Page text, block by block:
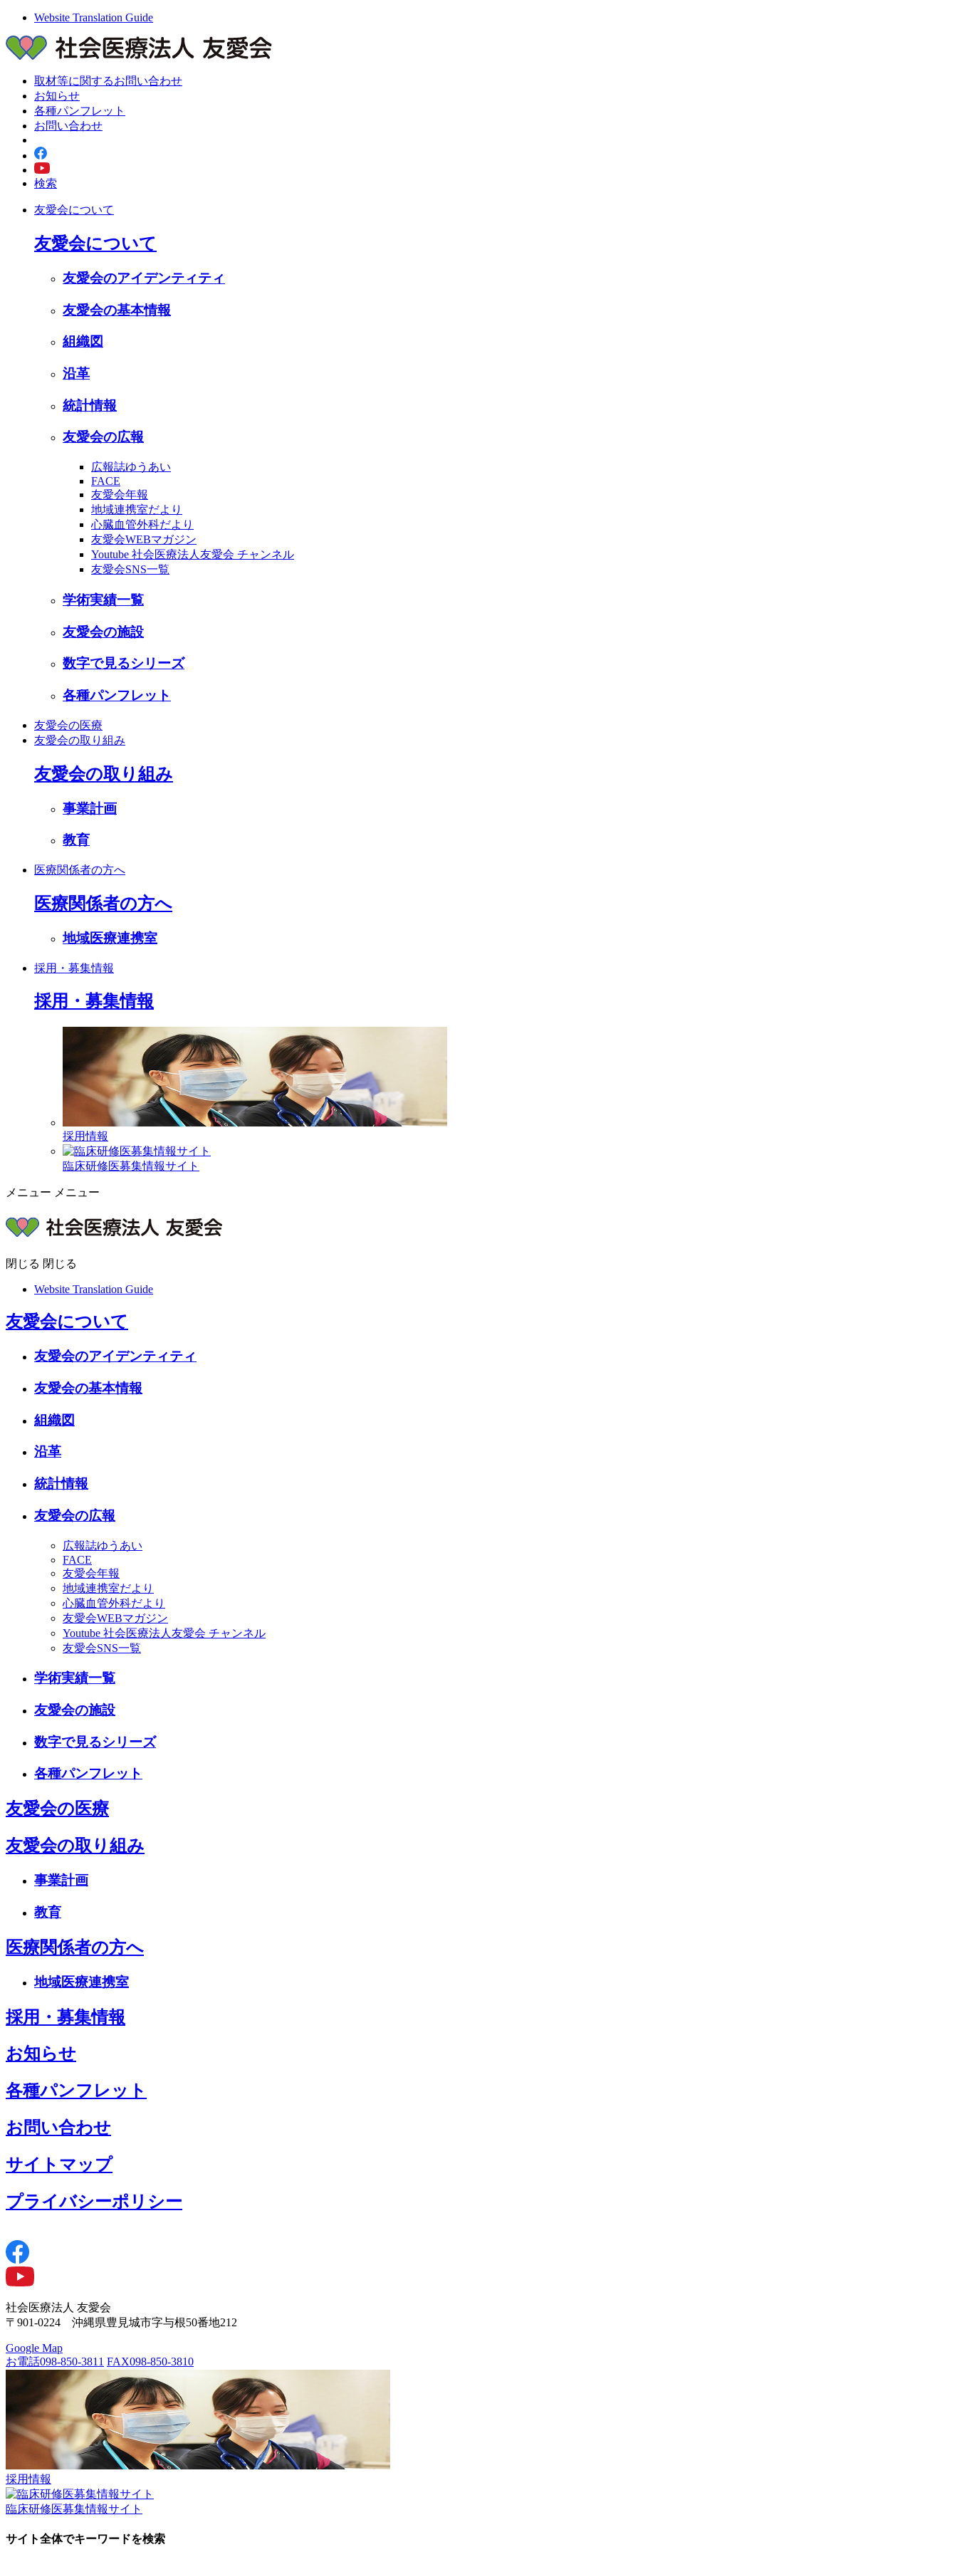
Website Translation Guide
取材等に関するお問い合わせ
お知らせ
各種パンフレット
お問い合わせ
検索
友愛会について
友愛会について
友愛会のアイデンティティ
友愛会の基本情報
組織図
沿革
統計情報
友愛会の広報
広報誌ゆうあい
FACE
友愛会年報
地域連携室だより
心臓血管外科だより
友愛会WEBマガジン
Youtube 社会医療法人友愛会 チャンネル
友愛会SNS一覧
学術実績一覧
友愛会の施設
数字で見るシリーズ
各種パンフレット
友愛会の医療
友愛会の取り組み
友愛会の取り組み
事業計画
教育
医療関係者の方へ
医療関係者の方へ
地域医療連携室
採用・募集情報
採用・募集情報
採用情報
臨床研修医募集情報サイト
メニュー メニュー
閉じる 閉じる
Website Translation Guide
友愛会について
友愛会のアイデンティティ
友愛会の基本情報
組織図
沿革
統計情報
友愛会の広報
広報誌ゆうあい
FACE
友愛会年報
地域連携室だより
心臓血管外科だより
友愛会WEBマガジン
Youtube 社会医療法人友愛会 チャンネル
友愛会SNS一覧
学術実績一覧
友愛会の施設
数字で見るシリーズ
各種パンフレット
友愛会の医療
友愛会の取り組み
事業計画
教育
医療関係者の方へ
地域医療連携室
採用・募集情報
お知らせ
各種パンフレット
お問い合わせ
サイトマップ
プライバシーポリシー
社会医療法人 友愛会
〒901-0224 沖縄県豊見城市字与根50番地212
Google Map
お電話098-850-3811 FAX098-850-3810
採用情報
臨床研修医募集情報サイト
サイト全体でキーワードを検索